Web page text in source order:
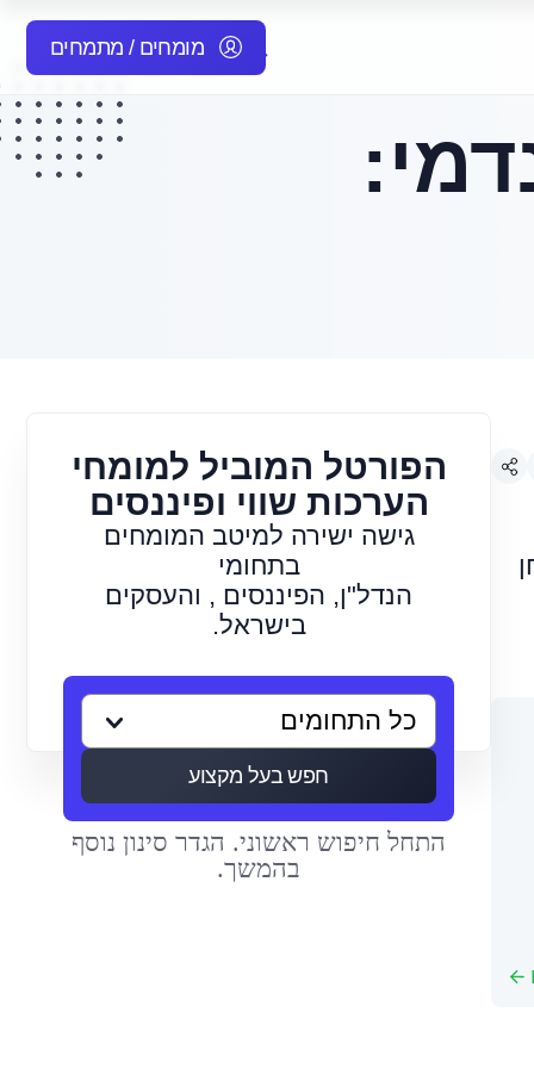
מומחים / מתמחים
הפורטל המוביל למומחי
הערכות שווי ופיננסים
גישה ישירה למיטב המומחים
בתחומי
הנדל"ן, הפיננסים , והעסקים
בישראל.
חפש בעל מקצוע
התחל חיפוש ראשוני. הגדר סינון נוסף
בהמשך.